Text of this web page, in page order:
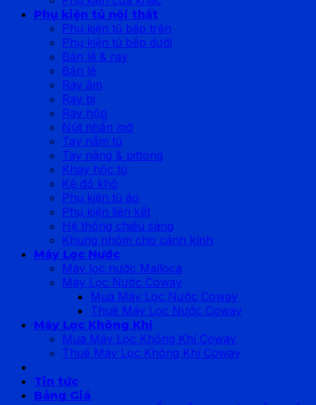
Phụ kiện tủ nội thất
Phụ kiện tủ bếp trên
Phụ kiện tủ bếp dưới
Bản lề & ray
Bản lề
Ray âm
Ray bi
Ray hộp
Nút nhấn mở
Tay nắm tủ
Tay nâng & pittong
Khay hộc tủ
Kệ đồ khô
Phụ kiện tủ áo
Phụ kiện liên kết
Hệ thống chiếu sáng
Khung nhôm cho cánh kính
Máy Lọc Nước
Máy lọc nước Malloca
Máy Lọc Nước Coway
Mua Máy Lọc Nước Coway
Thuê Máy Lọc Nước Coway
Máy Lọc Không Khí
Mua Máy Lọc Không Khí Coway
Thuê Máy Lọc Không Khí Coway
Tin tức
Bảng Giá